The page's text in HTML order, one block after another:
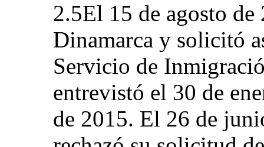
2.5El 15 de agosto
Dinamarca y solicitó
Servicio de
entrevistó el 30 de
de 2015. El 26 de